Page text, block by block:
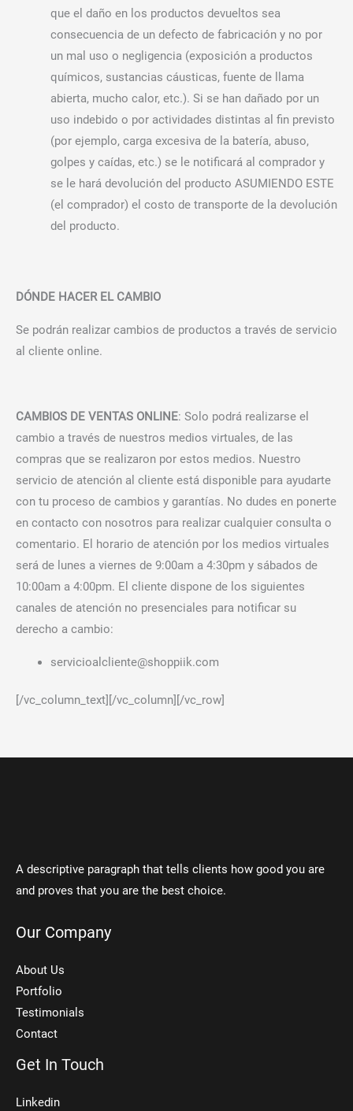
que el daño en los productos devueltos sea
consecuencia de un defecto de fabricación y no por
un mal uso o negligencia (exposición a productos
químicos, sustancias cáusticas, fuente de llama
abierta, mucho calor, etc.). Si se han dañado por un
uso indebido o por actividades distintas al fin previsto
(por ejemplo, carga excesiva de la batería, abuso,
golpes y caídas, etc.) se le notificará al comprador y
se le hará devolución del producto ASUMIENDO ESTE
(el comprador) el costo de transporte de la devolución
del producto.
DÓNDE HACER EL CAMBIO
Se podrán realizar cambios de productos a través de servicio
al cliente online.
CAMBIOS DE VENTAS ONLINE: Solo podrá realizarse el
cambio a través de nuestros medios virtuales, de las
compras que se realizaron por estos medios. Nuestro
servicio de atención al cliente está disponible para ayudarte
con tu proceso de cambios y garantías. No dudes en ponerte
en contacto con nosotros para realizar cualquier consulta o
comentario. El horario de atención por los medios virtuales
será de lunes a viernes de 9:00am a 4:30pm y sábados de
10:00am a 4:00pm. El cliente dispone de los siguientes
canales de atención no presenciales para notificar su
derecho a cambio:
servicioalcliente@shoppiik.com
[/vc_column_text][/vc_column][/vc_row]
A descriptive paragraph that tells clients how good you are
and proves that you are the best choice.
Our Company
About Us
Portfolio
Testimonials
Contact
Get In Touch
Linkedin